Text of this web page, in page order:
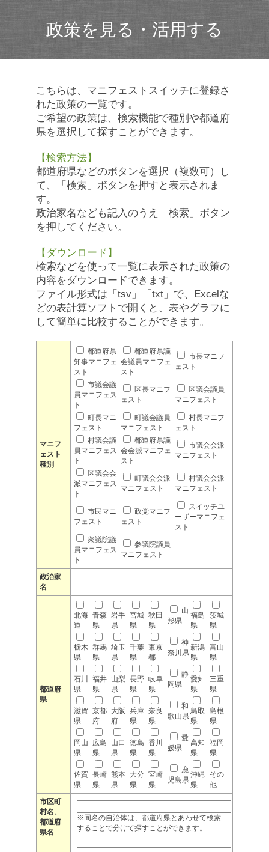
政策を見る・活用する
こちらは、マニフェストスイッチに登録さ
れた政策の一覧です。
ご希望の政策は、検索機能で種別や都道府
県を選択して探すことができます。
【検索方法】
都道府県などのボタンを選択（複数可）し
て、「検索」ボタンを押すと表示されま
す。
政治家名なども記入のうえ「検索」ボタン
を押してください。
【ダウンロード】
検索などを使って一覧に表示された政策の
内容をダウンロードできます。
ファイル形式は「tsv」「txt」で、Excelな
どの表計算ソフトで開くと、表やグラフに
して簡単に比較することができます。
マニフ
ェスト
種別
都道府県
知事マニフェ
スト
都道府県議
会議員マニフェ
スト
市長マニフ
ェスト
市議会議
員マニフェス
ト
区長マニフ
ェスト
区議会議員
マニフェスト
町長マニ
フェスト
町議会議員
マニフェスト
村長マニフ
ェスト
村議会議
員マニフェス
ト
都道府県議
会会派マニフェ
スト
市議会会派
マニフェスト
区議会会
派マニフェス
ト
町議会会派
マニフェスト
村議会会派
マニフェスト
市民マニ
フェスト
政党マニフ
ェスト
スイッチユ
ーザーマニフェ
スト
衆議院議
員マニフェス
ト
参議院議員
マニフェスト
政治家
名
都道府
県
北海
道
青森
県
岩手
県
宮城
県
秋田
県
山
形県
福島
県
茨城
県
栃木
県
群馬
県
埼玉
県
千葉
県
東京
都
神
奈川県
新潟
県
富山
県
石川
県
福井
県
山梨
県
長野
県
岐阜
県
静
岡県
愛知
県
三重
県
滋賀
県
京都
府
大阪
府
兵庫
県
奈良
県
和
歌山県
鳥取
県
島根
県
岡山
県
広島
県
山口
県
徳島
県
香川
県
愛
媛県
高知
県
福岡
県
佐賀
県
長崎
県
熊本
県
大分
県
宮崎
県
鹿
児島県
沖縄
県
その
他
市区町
村名、
都道府
県名
※同名の自治体は、都道府県とあわせて検索
することで分けて探すことができます。